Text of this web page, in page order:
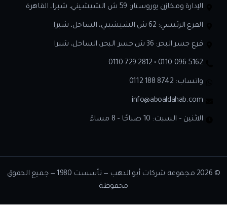
الإدارة ومخازن يوروستار: 59 ش الشيشيني، شبرا، القاهرة
الفرع الرئيسي: 62 ش الشيشيني، الساحل، شبرا
فرع جسر البحر: 36 ش جسر البحر، الساحل، شبرا
0110 729 2812 • 0110 096 5162
واتساب:0112 188 8742
info@aboaldahab.com
الاثنين – السبت: 10 صباحًا – 8 مساءً
© 2026 مجموعة شركات أبو الدهب — تأسست 1980 — جميع الحقوق
محفوظة